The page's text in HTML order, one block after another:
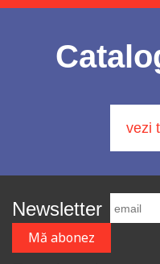
vezi
Newsletter